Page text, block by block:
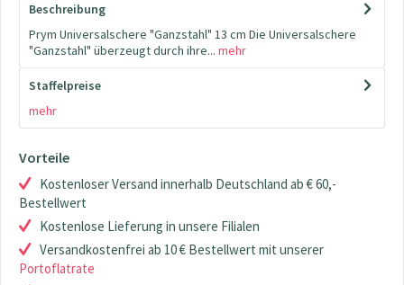
Beschreibung
Prym Universalschere "Ganzstahl" 13 cm Die Universalschere
"Ganzstahl" überzeugt durch ihre... mehr
Staffelpreise
mehr
Vorteile
Kostenloser Versand innerhalb Deutschland ab € 60,-
Bestellwert
Kostenlose Lieferung in unsere Filialen
Versandkostenfrei ab 10 € Bestellwert mit unserer
Portoflatrate